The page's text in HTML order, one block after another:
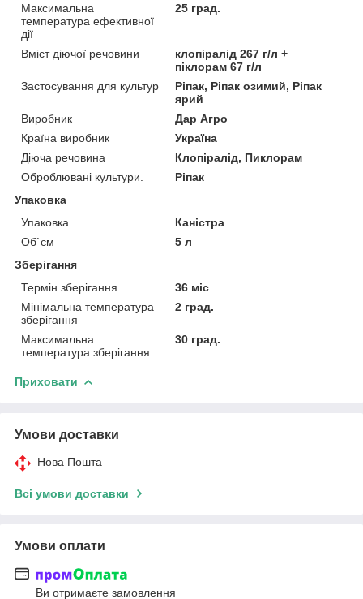
Максимальна
температура ефективної
дії
25 град.
Вміст діючої речовини
клопіралід 267 г/л +
піклорам 67 г/л
Застосування для культур
Ріпак, Ріпак озимий, Ріпак
ярий
Виробник
Дар Агро
Країна виробник
Україна
Діюча речовина
Клопіралід, Пиклорам
Оброблювані культури.
Ріпак
Упаковка
Упаковка
Каністра
Об`єм
5 л
Зберігання
Термін зберігання
36 міс
Мінімальна температура
зберігання
2 град.
Максимальна
температура зберігання
30 град.
Приховати
Умови доставки
Нова Пошта
Всі умови доставки
Умови оплати
Ви отримаєте замовлення